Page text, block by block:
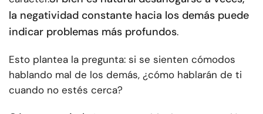
la negatividad constante hacia los demás puede
indicar problemas más profundos.
Esto plantea la pregunta: si se sienten cómodos
hablando mal de los demás, ¿cómo hablarán de ti
cuando no estés cerca?